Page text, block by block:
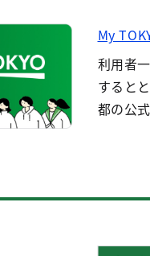
My
利用者
すると
都の公